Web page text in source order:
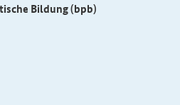
Bildung (bpb)